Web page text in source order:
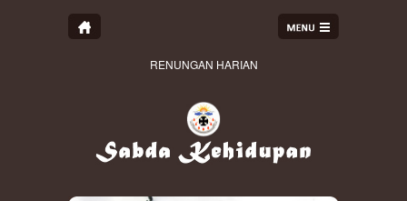
RENUNGAN HARIAN